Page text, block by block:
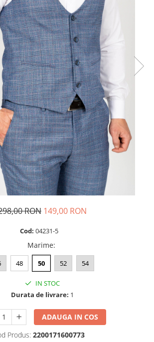
RON 149,00 RON
Cod: 04231-5
Marime:
48 50 52 54
IN STOC
Durata de livrare: 1
ADAUGA IN COS
Produs: 2200171600773